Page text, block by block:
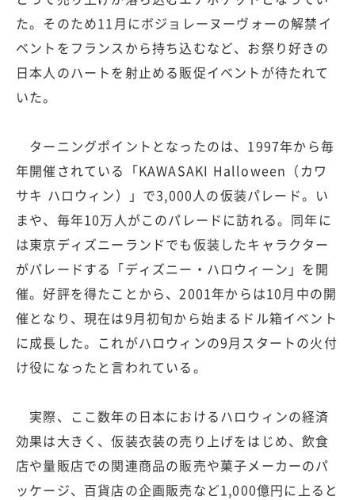
た。そのため11月にボジョレーヌーヴォーの解禁イ
ベントをフランスから持ち込むなど、お祭り好きの
日本人のハートを射止める販促イベントが待たれて
いた。
ターニングポイントとなったのは、1997年から毎
年開催されている「KAWASAKI Halloween（カワ
サキ ハロウィン）」で3,000人の仮装パレード。い
まや、毎年10万人がこのパレードに訪れる。同年に
は東京ディズニーランドでも仮装したキャラクター
がパレードする「ディズニー・ハロウィーン」を開
催。好評を得たことから、2001年からは10月中の開
催となり、現在は9月初旬から始まるドル箱イベント
に成長した。これがハロウィンの9月スタートの火付
け役になったと言われている。
実際、ここ数年の日本におけるハロウィンの経済
効果は大きく、仮装衣装の売り上げをはじめ、飲食
店や量販店での関連商品の販売や菓子メーカーのパ
ッケージ、百貨店の企画販売など1,000億円に上ると